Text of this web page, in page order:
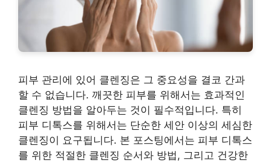
피부 관리에 있어 클렌징은 그 중요성을 결코 간과
할 수 없습니다. 깨끗한 피부를 위해서는 효과적인
클렌징 방법을 알아두는 것이 필수적입니다. 특히
피부 디톡스를 위해서는 단순한 세안 이상의 세심한
클렌징이 요구됩니다. 본 포스팅에서는 피부 디톡스
를 위한 적절한 클렌징 순서와 방법, 그리고 건강한